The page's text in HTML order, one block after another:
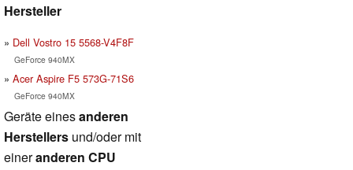
Hersteller
Dell Vostro 15 5568-V4F8F
GeForce 940MX
Acer Aspire F5 573G-71S6
GeForce 940MX
Geräte einesanderen
Herstellers und/oder mit
eineranderen CPU